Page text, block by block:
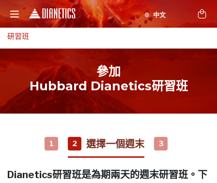
研習班
參加
Hubbard Dianetics研習班
1 2 選擇一個週末 3
Dianetics研習班是為期兩天的週末研習班。下